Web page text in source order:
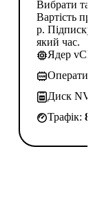
Вибрати
Вартість
р.
який час.
Ядер
Диск
Трафік: